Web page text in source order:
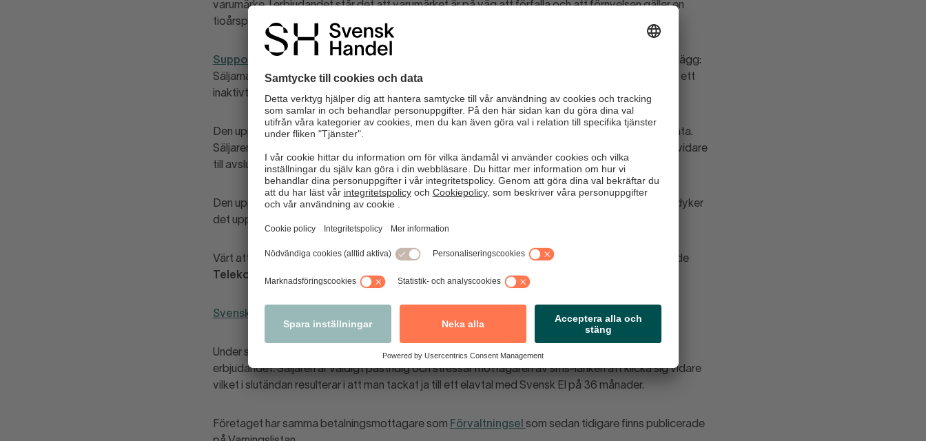
varumärke. I erbjudandet står det att varumärket är på väg att förfalla och att förnyelsen gäller en
tioårsperiod.
Supportbolaget AB
kör alla samma upplägg:
Säljarna som ringer upp påstår sig komma från ett supportbolag åt Telia och hävdar att det finns ett
inaktivt SIM-kort som de kan hjälpa till att avsluta.
Den uppringde får därefter en länk skickad till sin telefon samtidigt som säljaren fortsätter att prata.
Säljaren stressar på samtalet och talar sedan om vilka knappar man ska klicka på för att komma vidare
till avslutet – allt för att den drabbade inte ska ha tid att läsa det finstilta.
Den uppringde signerar sedan vad denne tror är ett avslut av ett simkort men efter några dagar dyker
det upp en faktura på ett Supportavtal på mellan 599-699 kr/mån.
Värt att tillägga är att det är samma företag (Supportbolaget Sverige AB) som ligger bakom både
Telekomervice
och Supportbolaget AB.
Svensk EL
Under samtalet skickas det över en SMS-länk som man ombeds att öppna för att ta del av
erbjudandet. Säljaren är väldigt påstridig och stressar mottagaren av sms-länken att klicka sig vidare
vilket i slutändan resulterar i att man tackat ja till ett elavtal med Svensk El på 36 månader.
Företaget har samma betalningsmottagare som Förvaltningsel som sedan tidigare finns publicerade